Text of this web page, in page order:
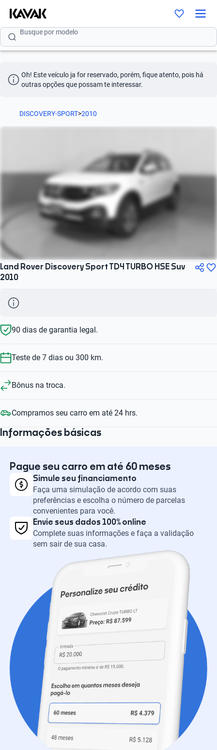
Busque por modelo
Busque por versão
Busque por marca
Oh! Este veículo ja for reservado, porém, fique atento, pois há
outras opções que possam te interessar.
DISCOVERY-SPORT>2010
Land Rover Discovery Sport TD4 TURBO HSE Suv
2010
90 dias de garantia legal.
Teste de 7 dias ou 300 km.
Bônus na troca.
Compramos seu carro em até 24 hrs.
Informações básicas
Pague seu carro em até 60 meses
Simule seu financiamento
Faça uma simulação de acordo com suas
preferências e escolha o número de parcelas
convenientes para você.
Envie seus dados 100% online
Complete suas informações e faça a validação
sem sair de sua casa.